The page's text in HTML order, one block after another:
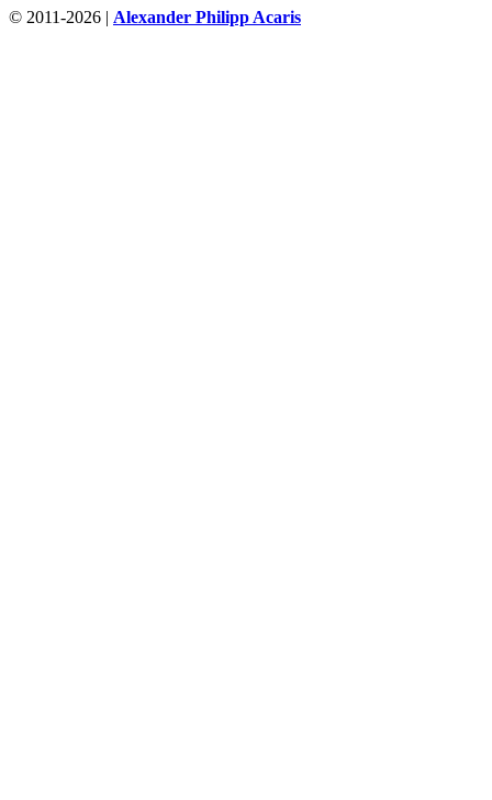
© 2011-2026 | Alexander Philipp Acaris